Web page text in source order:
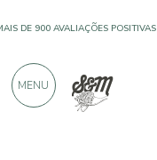
DE 900 AVALIAÇÕES POSITIVAS
MENU